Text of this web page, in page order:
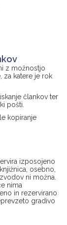
z možnostjo
za katere je rok
člankov ter
pošti.
kopiranje
izposojeno
osebno,
ni možna.
nima
in rezervirano
gradivo